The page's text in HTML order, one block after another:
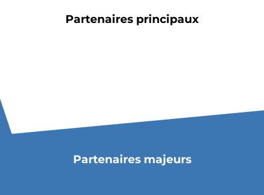
Partenaires principaux
Partenaires majeurs